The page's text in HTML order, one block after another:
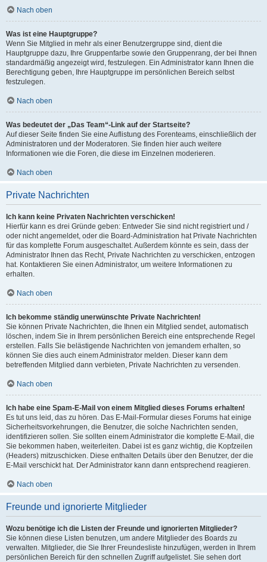
Nach oben
Was ist eine Hauptgruppe?
Wenn Sie Mitglied in mehr als einer Benutzergruppe sind, dient die
Hauptgruppe dazu, Ihre Gruppenfarbe sowie den Gruppenrang, der bei Ihnen
standardmäßig angezeigt wird, festzulegen. Ein Administrator kann Ihnen die
Berechtigung geben, Ihre Hauptgruppe im persönlichen Bereich selbst
festzulegen.
Nach oben
Was bedeutet der „Das Team“-Link auf der Startseite?
Auf dieser Seite finden Sie eine Auflistung des Forenteams, einschließlich der
Administratoren und der Moderatoren. Sie finden hier auch weitere
Informationen wie die Foren, die diese im Einzelnen moderieren.
Nach oben
Private Nachrichten
Ich kann keine Privaten Nachrichten verschicken!
Hierfür kann es drei Gründe geben: Entweder Sie sind nicht registriert und /
oder nicht angemeldet, oder die Board-Administration hat Private Nachrichten
für das komplette Forum ausgeschaltet. Außerdem könnte es sein, dass der
Administrator Ihnen das Recht, Private Nachrichten zu verschicken, entzogen
hat. Kontaktieren Sie einen Administrator, um weitere Informationen zu
erhalten.
Nach oben
Ich bekomme ständig unerwünschte Private Nachrichten!
Sie können Private Nachrichten, die Ihnen ein Mitglied sendet, automatisch
löschen, indem Sie in Ihrem persönlichen Bereich eine entsprechende Regel
erstellen. Falls Sie belästigende Nachrichten von jemandem erhalten, so
können Sie dies auch einem Administrator melden. Dieser kann dem
betreffenden Mitglied dann verbieten, Private Nachrichten zu versenden.
Nach oben
Ich habe eine Spam-E-Mail von einem Mitglied dieses Forums erhalten!
Es tut uns leid, das zu hören. Das E-Mail-Formular dieses Forums hat einige
Sicherheitsvorkehrungen, die Benutzer, die solche Nachrichten senden,
identifizieren sollen. Sie sollten einem Administrator die komplette E-Mail, die
Sie bekommen haben, weiterleiten. Dabei ist es ganz wichtig, die Kopfzeilen
(Headers) mitzuschicken. Diese enthalten Details über den Benutzer, der die
E-Mail verschickt hat. Der Administrator kann dann entsprechend reagieren.
Nach oben
Freunde und ignorierte Mitglieder
Wozu benötige ich die Listen der Freunde und ignorierten Mitglieder?
Sie können diese Listen benutzen, um andere Mitglieder des Boards zu
verwalten. Mitglieder, die Sie Ihrer Freundesliste hinzufügen, werden in Ihrem
persönlichen Bereich für den schnellen Zugriff aufgelistet. Sie sehen dort